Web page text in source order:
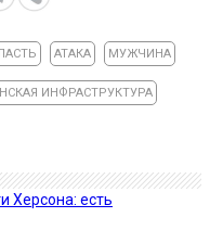
АТАКА МУЖЧИНА
ИНФРАСТРУКТУРА
Херсона: есть